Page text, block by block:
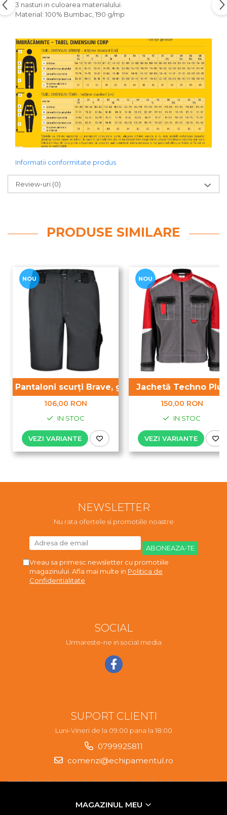
3 nasturi in culoarea materialului.
Material: 100% Bumbac, 190 g/mp
Informatii conformitate produs
Review-uri (0)
PRODUSE SIMILARE
NOU
Pantaloni scurți Brave, gri
106,00 RON
IN STOC
VEZI VARIANTE
NOU
Jachetă Techno Plus
150,00 RON
IN STOC
VEZI VARIANTE
NEWSLETTER
Nu rata ofertele si promotiile noastre
Vreau sa primesc newsletter cu promotiile
magazinului. Afla mai multe in Politica de
Confidentialitate
SOCIAL
Urmareste-ne in social media
SUPORT CLIENTI
Luni-Vineri de la 09:00 pana la 18:00
0799925811
comenzi@echipamentul.ro
MAGAZINUL MEU